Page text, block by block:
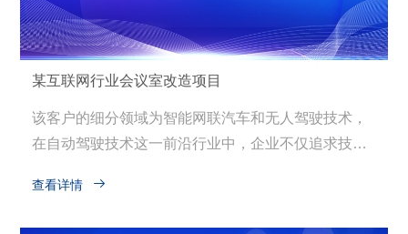
某互联网行业会议室改造项目
该客户的细分领域为智能网联汽车和无人驾驶技术，
在自动驾驶技术这一前沿行业中，企业不仅追求技术
员工创造力与团队协作。该客户深知良好的办公环境
查看详情 